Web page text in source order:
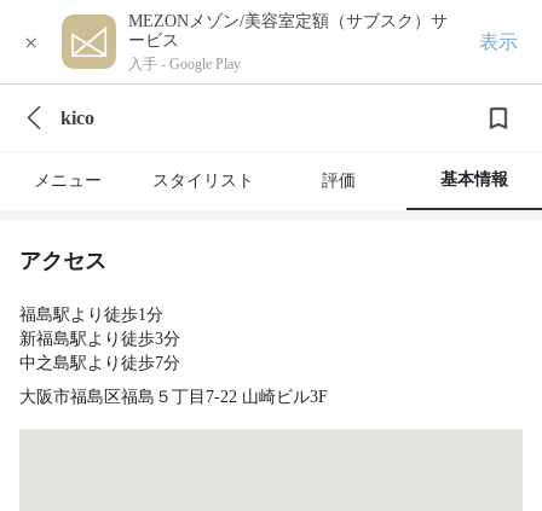
×
MEZONメゾン/美容室定額（サブスク）サ
ービス
入手 - Google Play
表示
kico
メニュー スタイリスト 評価 基本情報
アクセス
福島駅より徒歩1分
新福島駅より徒歩3分
中之島駅より徒歩7分
大阪市福島区福島５丁目7-22 山崎ビル3F